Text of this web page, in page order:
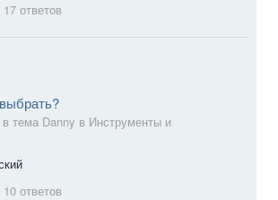
17 ответов
тема Danny в Инструменты и
10 ответов